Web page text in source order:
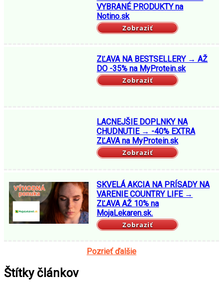
VYBRANÉ PRODUKTY na
Notino.sk
Zobraziť
ZĽAVA NA BESTSELLERY → AŽ
DO -35% na MyProtein.sk
Zobraziť
LACNEJŠIE DOPLNKY NA
CHUDNUTIE → -40% EXTRA
ZĽAVA na MyProtein.sk
Zobraziť
SKVELÁ AKCIA NA PRÍSADY NA
VARENIE COUNTRY LIFE →
ZĽAVA AŽ 10% na
MojaLekaren.sk.
Zobraziť
Pozrieť ďalšie
Štítky článkov